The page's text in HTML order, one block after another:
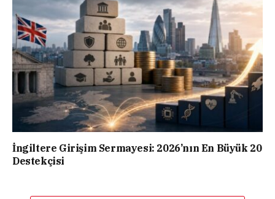
İngiltere Girişim Sermayesi: 2026’nın En Büyük 20
Destekçisi